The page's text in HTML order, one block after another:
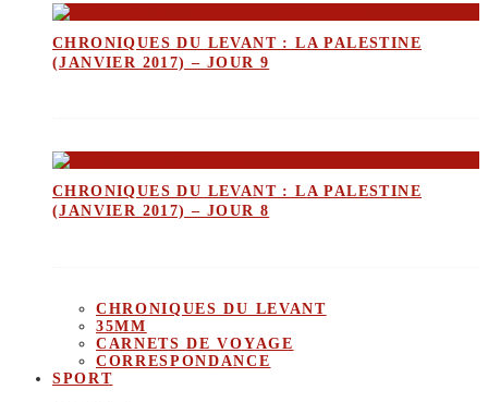
CHRONIQUES DU LEVANT : LA PALESTINE
(JANVIER 2017) – JOUR 9
CHRONIQUES DU LEVANT : LA PALESTINE
(JANVIER 2017) – JOUR 8
CHRONIQUES DU LEVANT
35MM
CARNETS DE VOYAGE
CORRESPONDANCE
SPORT